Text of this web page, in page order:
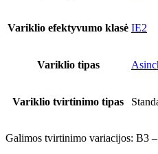
Variklio efektyvumo klasė IE2
Variklio tipas
Variklio tvirtinimo tipas
Galimos tvirtinimo variacijos: B3